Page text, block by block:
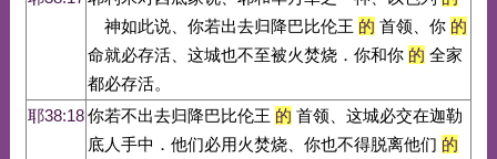
神如此说、你若出去归降巴比伦王 的 首领、你 的
命就必存活、这城也不至被火焚烧．你和你 的 全家
都必存活。
耶38:18你若不出去归降巴比伦王 的 首领、这城必交在迦勒
底人手中．他们必用火焚烧、你也不得脱离他们 的